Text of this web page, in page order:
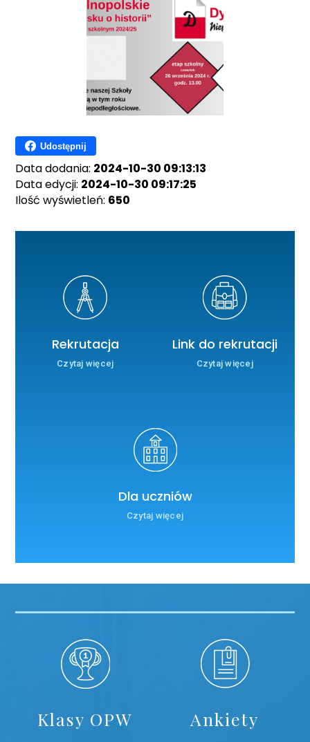
Udostępnij
Data dodania: 2024-10-30 09:13:13
Data edycji: 2024-10-30 09:17:25
Ilość wyświetleń: 650
Rekrutacja
Czytaj więcej
Link do rekrutacji
Czytaj więcej
Dla uczniów
Czytaj więcej
Klasy OPW Ankiety